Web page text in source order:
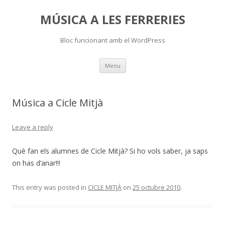
MÚSICA A LES FERRERIES
Bloc funcionant amb el WordPress
Menu Skip
content
Música a Cicle Mitjà
Leave a reply
Què fan els alumnes de Cicle Mitjà? Si ho vols saber, ja saps
on has d’anar!!!
This entry was posted in CICLE MITJÀ on 25 octubre 2010.